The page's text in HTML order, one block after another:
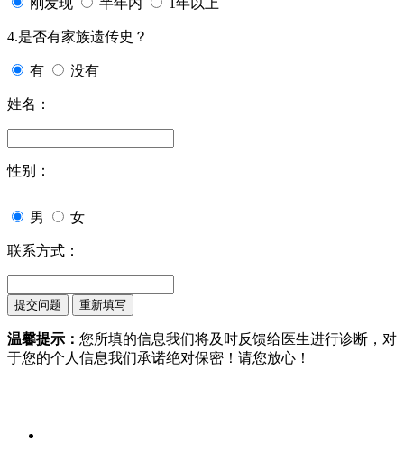
刚发现 半年内 1年以上
4.是否有家族遗传史？
有 没有
姓名：
性别：
男 女
联系方式：
温馨提示： 您所填的信息我们将及时反馈给医生进行诊断，对
于您的个人信息我们承诺绝对保密！请您放心！